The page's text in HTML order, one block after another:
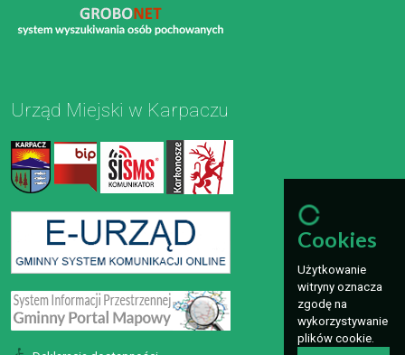
Urząd Miejski w Karpaczu
Cookies
Użytkowanie
witryny oznacza
zgodę na
wykorzystywanie
plików cookie.